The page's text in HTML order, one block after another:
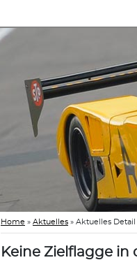
Home » Aktuelles » Aktuelles Detail
Keine Zielflagge